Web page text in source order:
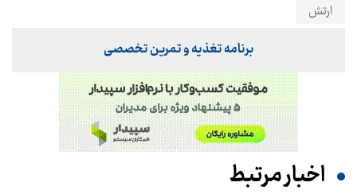
ارتش
برنامه تغذیه و تمرین تخصصی
اخبار مرتبط